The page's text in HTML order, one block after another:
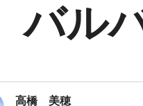
バル
高橋 美穂